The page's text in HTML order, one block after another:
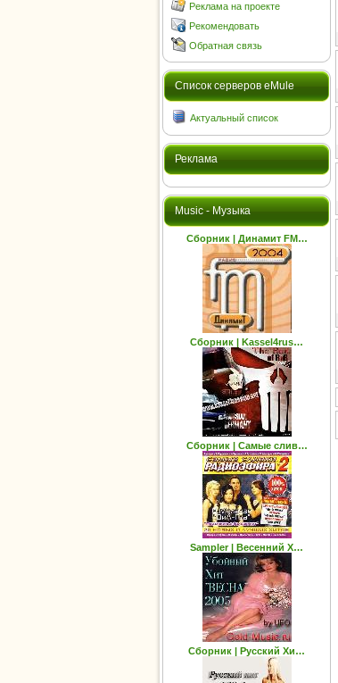
Реклама на проекте
Рекомендовать
Обратная связь
Cписок серверов eMule
Актуальный список
Реклама
Music - Музыка
Сборник | Динамит FM…
Сборник | Kassel4rus…
Сборник | Самые слив…
Sampler | Весенний Х…
Сборник | Русский Хи…